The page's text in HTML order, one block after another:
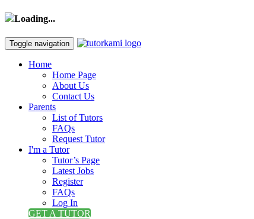
Loading...
Toggle navigation
Home
Home Page
About Us
Contact Us
Parents
List of Tutors
FAQs
Request Tutor
I'm a Tutor
Tutor’s Page
Latest Jobs
Register
FAQs
Log In
GET A TUTOR